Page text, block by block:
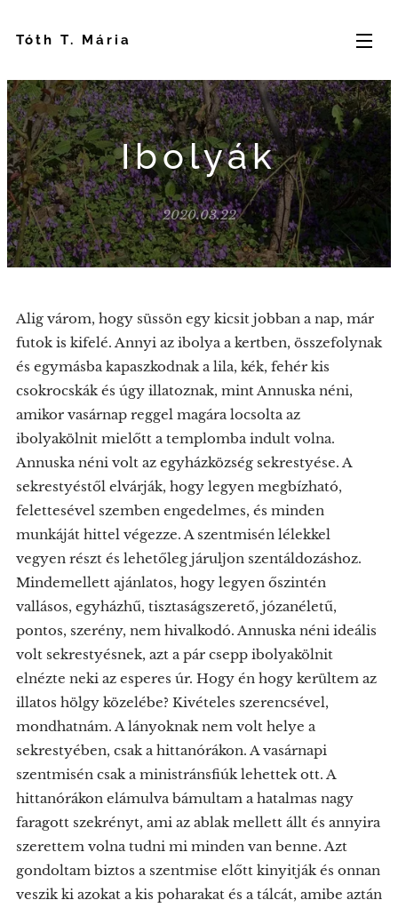
Tóth T. Mária
Ibolyák
2020.03.22
Alig várom, hogy süssön egy kicsit jobban a nap, már
futok is kifelé. Annyi az ibolya a kertben, összefolynak
és egymásba kapaszkodnak a lila, kék, fehér kis
csokrocskák és úgy illatoznak, mint Annuska néni,
amikor vasárnap reggel magára locsolta az
ibolyakölnit mielőtt a templomba indult volna.
Annuska néni volt az egyházközség sekrestyése. A
sekrestyéstől elvárják, hogy legyen megbízható,
felettesével szemben engedelmes, és minden
munkáját hittel végezze. A szentmisén lélekkel
vegyen részt és lehetőleg járuljon szentáldozáshoz.
Mindemellett ajánlatos, hogy legyen őszintén
vallásos, egyházhű, tisztaságszerető, józanéletű,
pontos, szerény, nem hivalkodó. Annuska néni ideális
volt sekrestyésnek, azt a pár csepp ibolyakölnit
elnézte neki az esperes úr. Hogy én hogy kerültem az
illatos hölgy közelébe? Kivételes szerencsével,
mondhatnám. A lányoknak nem volt helye a
sekrestyében, csak a hittanórákon. A vasárnapi
szentmisén csak a ministránsfiúk lehettek ott. A
hittanórákon elámulva bámultam a hatalmas nagy
faragott szekrényt, ami az ablak mellett állt és annyira
szerettem volna tudni mi minden van benne. Azt
gondoltam biztos a szentmise előtt kinyitják és onnan
veszik ki azokat a kis poharakat és a tálcát, amibe aztán